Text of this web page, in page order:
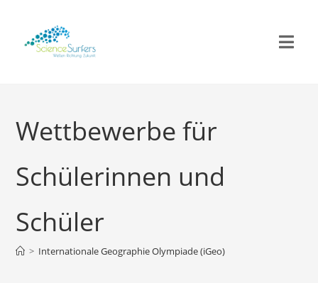
Wettbewerbe für
Schülerinnen und
Schüler
> Internationale Geographie Olympiade (iGeo)